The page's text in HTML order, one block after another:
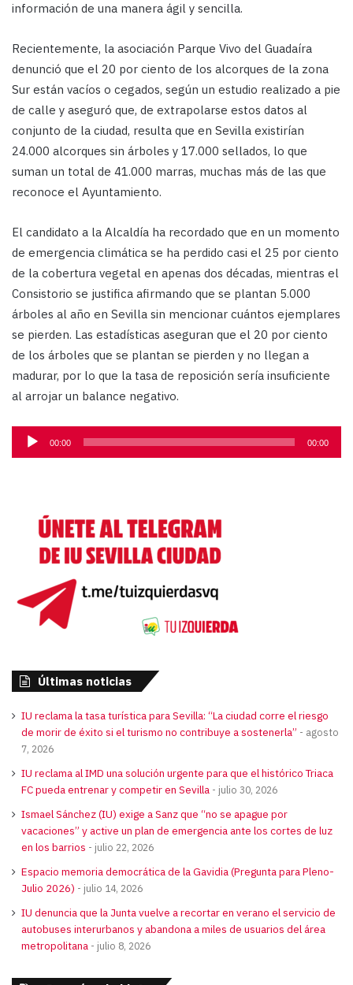
información de una manera ágil y sencilla.
Recientemente, la asociación Parque Vivo del Guadaíra
denunció que el 20 por ciento de los alcorques de la zona
Sur están vacíos o cegados, según un estudio realizado a pie
de calle y aseguró que, de extrapolarse estos datos al
conjunto de la ciudad, resulta que en Sevilla existirían
24.000 alcorques sin árboles y 17.000 sellados, lo que
suman un total de 41.000 marras, muchas más de las que
reconoce el Ayuntamiento.
El candidato a la Alcaldía ha recordado que en un momento
de emergencia climática se ha perdido casi el 25 por ciento
de la cobertura vegetal en apenas dos décadas, mientras el
Consistorio se justifica afirmando que se plantan 5.000
árboles al año en Sevilla sin mencionar cuántos ejemplares
se pierden. Las estadísticas aseguran que el 20 por ciento
de los árboles que se plantan se pierden y no llegan a
madurar, por lo que la tasa de reposición sería insuficiente
al arrojar un balance negativo.
Reproductor
de
00:00 00:00
Últimas noticias
IU reclama la tasa turística para Sevilla: “La ciudad corre el riesgo
de morir de éxito si el turismo no contribuye a sostenerla”
agosto
7, 2026
IU reclama al IMD una solución urgente para que el histórico Triaca
FC pueda entrenar y competir en Sevilla
julio 30, 2026
Ismael Sánchez (IU) exige a Sanz que “no se apague por
vacaciones” y active un plan de emergencia ante los cortes de luz
en los barrios
julio 22, 2026
Espacio memoria democrática de la Gavidia (Pregunta para Pleno-
Julio 2026)
julio 14, 2026
IU denuncia que la Junta vuelve a recortar en verano el servicio de
autobuses interurbanos y abandona a miles de usuarios del área
metropolitana
julio 8, 2026